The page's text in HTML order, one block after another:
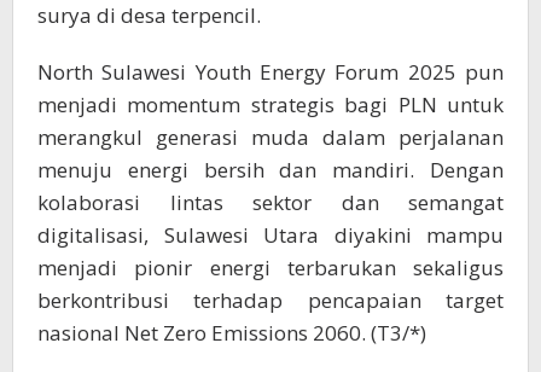
surya di desa terpencil.
North Sulawesi Youth Energy Forum 2025 pun
menjadi momentum strategis bagi PLN untuk
merangkul generasi muda dalam perjalanan
menuju energi bersih dan mandiri. Dengan
kolaborasi lintas sektor dan semangat
digitalisasi, Sulawesi Utara diyakini mampu
menjadi pionir energi terbarukan sekaligus
berkontribusi terhadap pencapaian target
nasional Net Zero Emissions 2060. (T3/*)